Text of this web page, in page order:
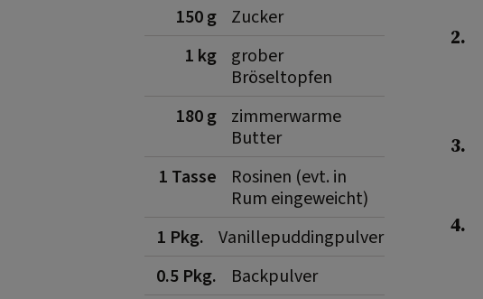
150 g
Zucker
1 kg
grober
Bröseltopfen
180 g
zimmerwarme
Butter
1 Tasse
Rosinen (evt. in
Rum eingeweicht)
1 Pkg.
Vanillepuddingpulver
0.5 Pkg.
Backpulver